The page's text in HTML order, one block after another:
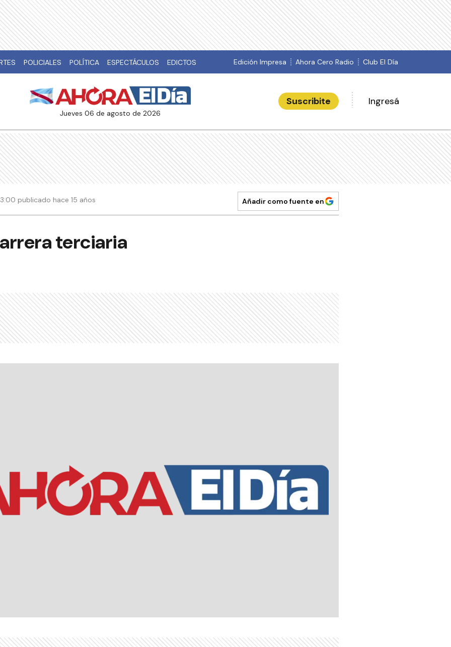
POLICIALES POLÍTICA ESPECTÁCULOS EDICTOS Edición Impresa Ahora Cero Radio Club El Día
jueves 06 de agosto de 2026
Suscribite Ingresá
publicado hace 15 años Añadir como fuente en
terciaria